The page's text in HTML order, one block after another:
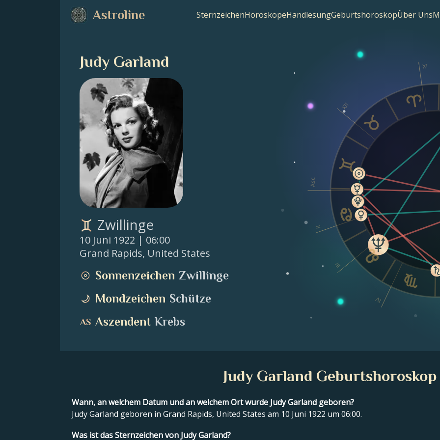
Astroline SternzeichenHoroskopeHandlesungGeburtshoroskopÜber Uns
Judy Garland
Zwillinge
10 Juni 1922 | 06:00
Grand Rapids, United States
Sonnenzeichen Zwillinge
Mondzeichen Schütze
Aszendent Krebs
Asc
II
III
IV
XI
XII
Judy Garland Geburtshoroskop
Wann, an welchem Datum und an welchem Ort wurde Judy Garland geboren?
Judy Garland geboren in Grand Rapids, United States am 10 Juni 1922 um 06:00.
Was ist das Sternzeichen von Judy Garland?